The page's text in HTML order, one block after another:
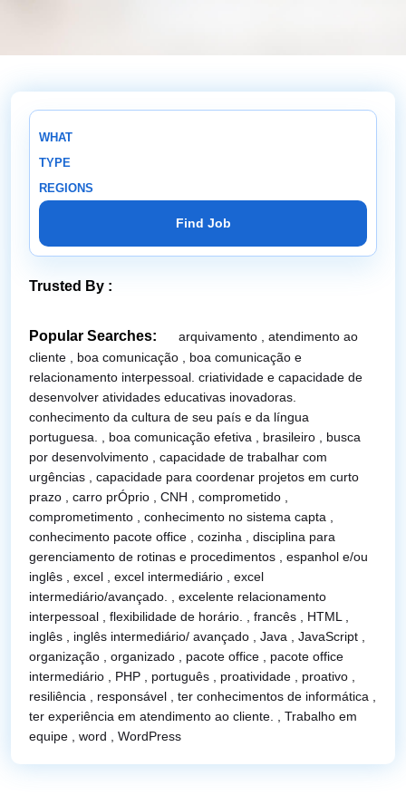
WHAT
TYPE
REGIONS
Find Job
Trusted By :
Popular Searches: arquivamento , atendimento ao
cliente , boa comunicação , boa comunicação e
relacionamento interpessoal. criatividade e capacidade de
desenvolver atividades educativas inovadoras.
conhecimento da cultura de seu país e da língua
portuguesa. , boa comunicação efetiva , brasileiro , busca
por desenvolvimento , capacidade de trabalhar com
urgências , capacidade para coordenar projetos em curto
prazo , carro prÓprio , CNH , comprometido ,
comprometimento , conhecimento no sistema capta ,
conhecimento pacote office , cozinha , disciplina para
gerenciamento de rotinas e procedimentos , espanhol e/ou
inglês , excel , excel intermediário , excel
intermediário/avançado. , excelente relacionamento
interpessoal , flexibilidade de horário. , francês , HTML ,
inglês , inglês intermediário/ avançado , Java , JavaScript ,
organização , organizado , pacote office , pacote office
intermediário , PHP , português , proatividade , proativo ,
resiliência , responsável , ter conhecimentos de informática ,
ter experiência em atendimento ao cliente. , Trabalho em
equipe , word , WordPress